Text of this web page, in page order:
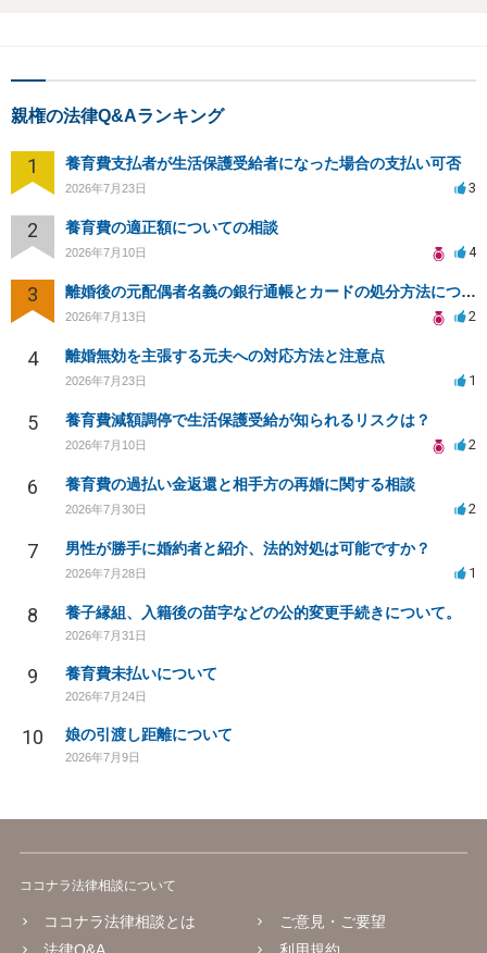
親権の法律Q&Aランキング
1 養育費支払者が生活保護受給者になった場合の支払い可否
2026年7月23日 3
2 養育費の適正額についての相談
2026年7月10日 4
3 離婚後の元配偶者名義の銀行通帳とカードの処分方法について
2026年7月13日 2
4 離婚無効を主張する元夫への対応方法と注意点
2026年7月23日 1
5 養育費減額調停で生活保護受給が知られるリスクは？
2026年7月10日 2
6 養育費の過払い金返還と相手方の再婚に関する相談
2026年7月30日 2
7 男性が勝手に婚約者と紹介、法的対処は可能ですか？
2026年7月28日 1
8 養子縁組、入籍後の苗字などの公的変更手続きについて。
2026年7月31日
9 養育費未払いについて
2026年7月24日
10 娘の引渡し距離について
2026年7月9日
ココナラ法律相談について
ココナラ法律相談とは
法律Q&A
ご意見・ご要望
利用規約